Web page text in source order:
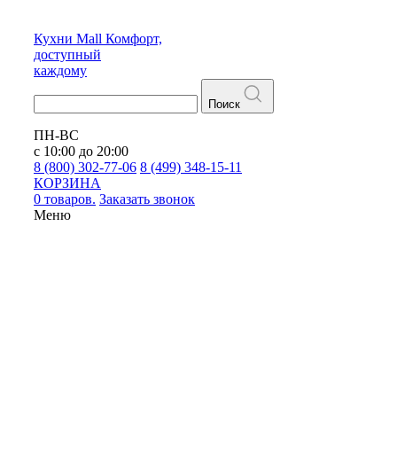
Кухни Mall Комфорт,
доступный
каждому
Поиск
ПН-ВС
с 10:00 до 20:00
8 (800) 302-77-06 8 (499) 348-15-11
КОРЗИНА
0 товаров. Заказать звонок
Меню